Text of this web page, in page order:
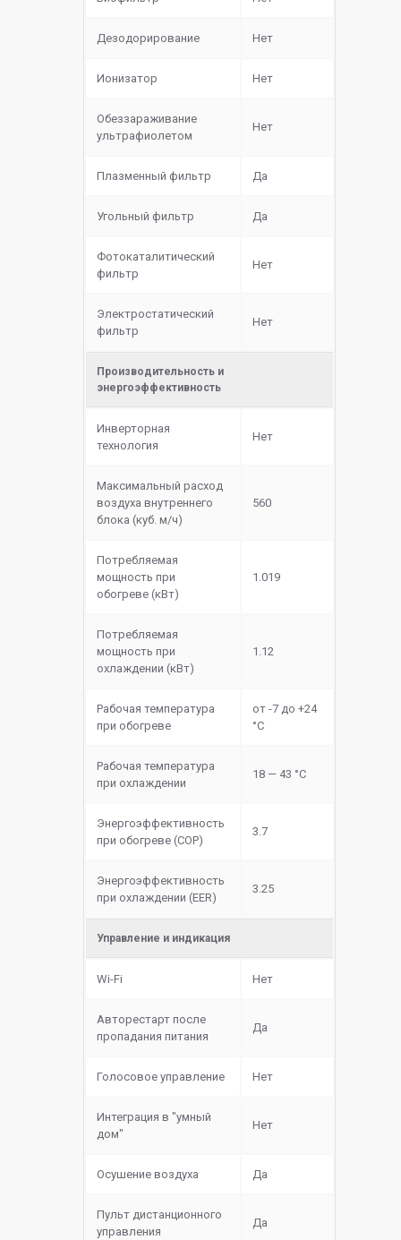
Дезодорирование Нет
Ионизатор Нет
Обеззараживание
ультрафиолетом
Нет
Плазменный фильтр Да
Угольный фильтр Да
Фотокаталитический
фильтр
Нет
Электростатический
фильтр
Нет
Производительность и
энергоэффективность
Инверторная
технология
Нет
Максимальный расход
воздуха внутреннего
блока (куб. м/ч)
560
Потребляемая
мощность при
обогреве (кВт)
1.019
Потребляемая
мощность при
охлаждении (кВт)
1.12
Рабочая температура
при обогреве
от -7 до +24
°C
Рабочая температура
при охлаждении
18 — 43 °C
Энергоэффективность
при обогреве (COP)
3.7
Энергоэффективность
при охлаждении (EER)
3.25
Управление и индикация
Wi-Fi Нет
Авторестарт после
пропадания питания
Да
Голосовое управление Нет
Интеграция в "умный
дом"
Нет
Осушение воздуха Да
Пульт дистанционного
управления
Да